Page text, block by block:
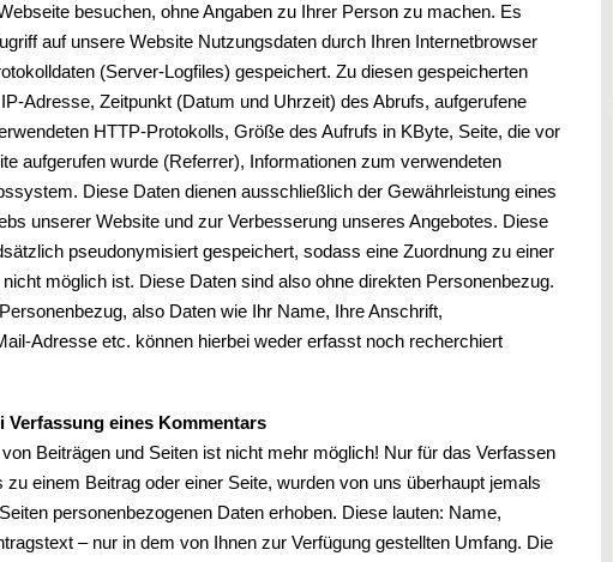
besuchen, ohne Angaben zu Ihrer Person zu machen. Es
auf unsere Website Nutzungsdaten durch Ihren Internetbrowser
(Server-Logfiles) gespeichert. Zu diesen gespeicherten
Adresse, Zeitpunkt (Datum und Uhrzeit) des Abrufs, aufgerufene
HTTP-Protokolls, Größe des Aufrufs in KByte, Seite, die vor
aufgerufen wurde (Referrer), Informationen zum verwendeten
Diese Daten dienen ausschließlich der Gewährleistung eines
unserer Website und zur Verbesserung unseres Angebotes. Diese
pseudonymisiert gespeichert, sodass eine Zuordnung zu einer
möglich ist. Diese Daten sind also ohne direkten Personenbezug.
also Daten wie Ihr Name, Ihre Anschrift,
Adresse etc. können hierbei weder erfasst noch recherchiert
Verfassung eines Kommentars
Beiträgen und Seiten ist nicht mehr möglich! Nur für das Verfassen
einem Beitrag oder einer Seite, wurden von uns überhaupt jemals
personenbezogenen Daten erhoben. Diese lauten: Name,
– nur in dem von Ihnen zur Verfügung gestellten Umfang. Die